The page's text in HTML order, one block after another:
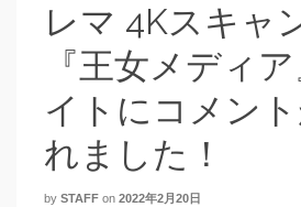
レマ 4Kスキャ
『王女メディ
イトにコメン
れました！
by STAFF on 2022年2月20日